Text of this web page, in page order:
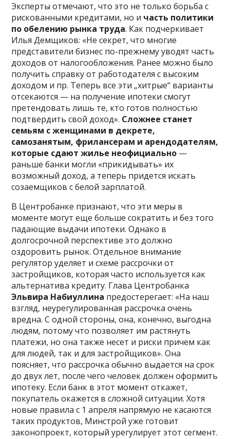
Эксперты отмечают, что это не только борьба с
рискованными кредитами, но и часть политики
по обелению рынка труда. Как подчеркивает
Илья Демщиков: «Не секрет, что многие
представители бизнес по-прежнему уводят часть
доходов от налогообложения. Ранее можно было
получить справку от работодателя с высоким
доходом и пр. Теперь все эти „хитрые“ варианты
отсекаются — на получение ипотеки смогут
претендовать лишь те, кто готов полностью
подтвердить свой доход». Сложнее станет
семьям с женщинами в декрете,
самозанятым, фрилансерам и арендодателям,
которые сдают жилье неофициально —
раньше банки могли «прикидывать» их
возможный доход, а теперь придется искать
созаемщиков с белой зарплатой.
В Центробанке признают, что эти меры в
моменте могут еще больше сократить и без того
падающие выдачи ипотеки. Однако в
долгосрочной перспективе это должно
оздоровить рынок. Отдельное внимание
регулятор уделяет и схеме рассрочки от
застройщиков, которая часто используется как
альтернатива кредиту. Глава Центробанка
Эльвира Набиуллина предостерегает: «На наш
взгляд, неурегулированная рассрочка очень
вредна. С одной стороны, она, конечно, выгодна
людям, потому что позволяет им растянуть
платежи, но она также несет и риски причем как
для людей, так и для застройщиков». Она
поясняет, что рассрочка обычно выдается на срок
до двух лет, после чего человек должен оформить
ипотеку. Если банк в этот момент откажет,
покупатель окажется в сложной ситуации. Хотя
новые правила с 1 апреля напрямую не касаются
таких продуктов, Минстрой уже готовит
законопроект, который урегулирует этот сегмент.